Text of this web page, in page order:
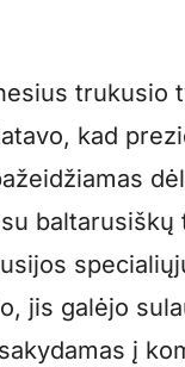
trukusio
kad
baltarusiškų
jis galėjo
į